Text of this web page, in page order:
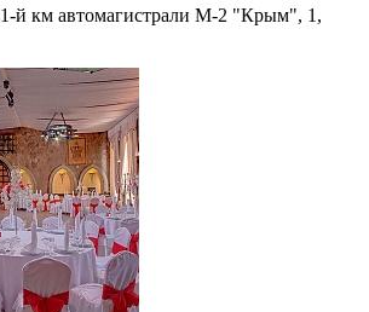
й км автомагистрали М-2 "Крым", 1,